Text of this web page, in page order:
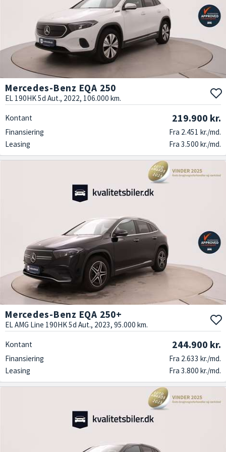
Køb brugt Mercedes her
Klar til at skifte den gamle vogn ud med en flot Mercedes? Eller blot
opgradere din Mercedes til en nyere og flottere model?
Kvalitetsbiler.dk har mere end 40 års erfaring med at handle brugte
biler. Hos os kan du altid regne med at købe en brugt bil i god stand.
Hvis du ikke tror på os, kan du tjekke vores 5 stjerner på Trustpilot.
Mercedes-Benz EQA 250
EL 190HK 5d Aut., 2022, 106.000 km.
Kontant 219.900 kr.
Finansiering
Fra 2.451 kr./md.
Leasing
Fra 3.500 kr./md.
Mercedes-Benz EQA 250+
EL AMG Line 190HK 5d Aut., 2023, 95.000 km.
Kontant 244.900 kr.
Finansiering
Fra 2.633 kr./md.
Leasing
Fra 3.800 kr./md.